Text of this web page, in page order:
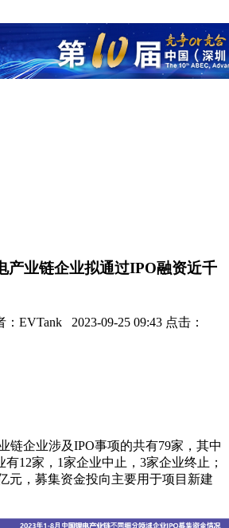
产业链企业拟通过IPO融资近千
： EVTank 2023-09-25 09:43 点击：
链企业涉及IPO事项的共有79家，其中
12家，1家企业中止，3家企业终止；
元，募集资金投向主要用于项目新建